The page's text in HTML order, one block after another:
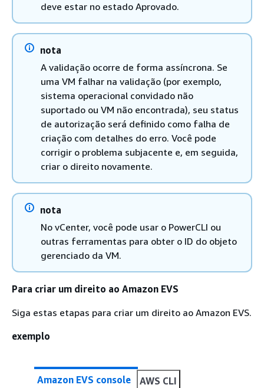
deve estar no estado Aprovado.
nota
A validação ocorre de forma assíncrona. Se
uma VM falhar na validação (por exemplo,
sistema operacional convidado não
suportado ou VM não encontrada), seu status
de autorização será definido como falha de
criação com detalhes do erro. Você pode
corrigir o problema subjacente e, em seguida,
criar o direito novamente.
nota
No vCenter, você pode usar o PowerCLI ou
outras ferramentas para obter o ID do objeto
gerenciado da VM.
Para criar um direito ao Amazon EVS
Siga estas etapas para criar um direito ao Amazon EVS.
exemplo
Amazon EVS console AWS CLI